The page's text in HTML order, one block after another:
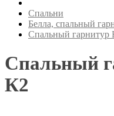
Спальни
Белла, спальный
Спальный гарнитур
Спальный
К2